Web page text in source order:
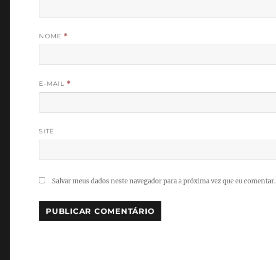
NOME *
E-MAIL *
SITE
Salvar meus dados neste navegador para a próxima vez que eu comentar.